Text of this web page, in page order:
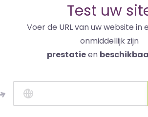
en
internetdiensten
Uptime
is
money
Test uw
Voer de URL van uw website in
onmiddellijk zijn
prestatieen